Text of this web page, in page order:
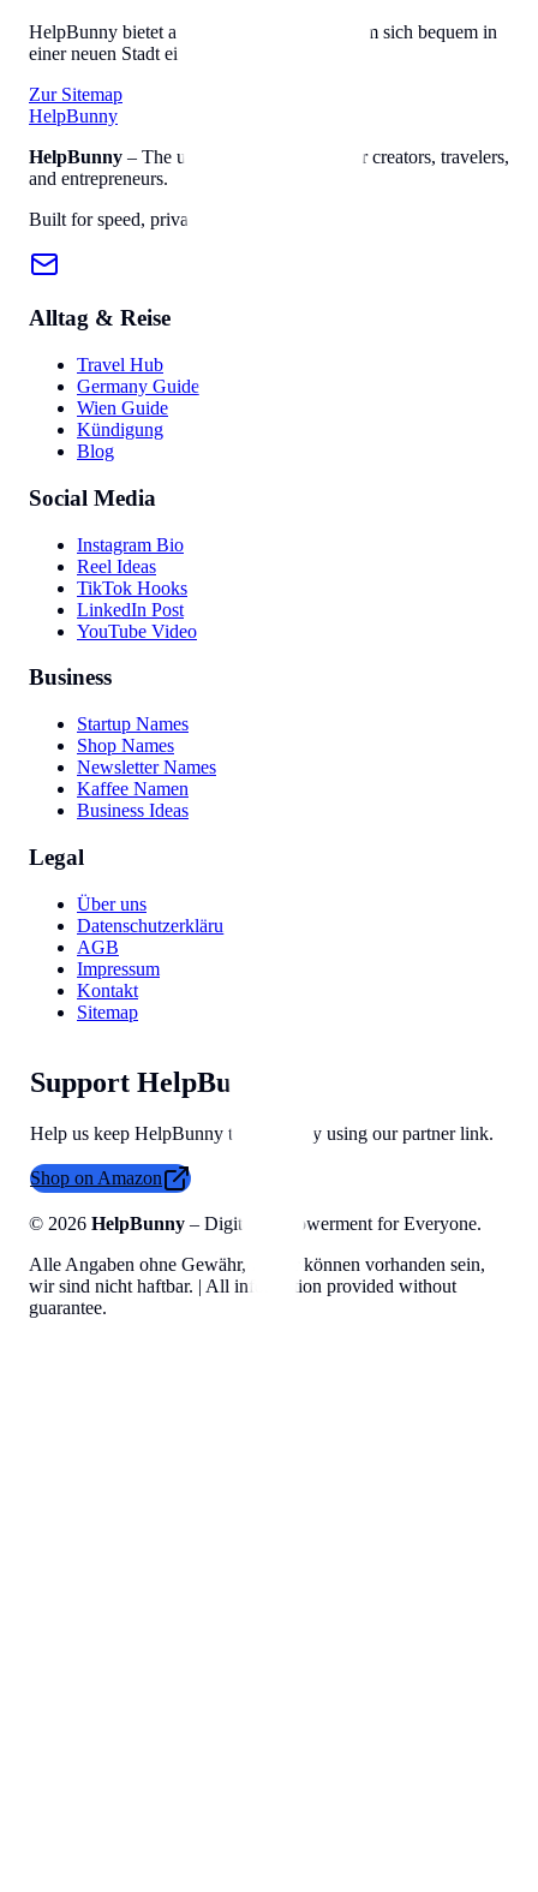
HelpBunny bietet alles, was Sie brauchen, um sich bequem in
einer neuen Stadt einzuleben.
Zur Sitemap
HelpBunny
HelpBunny – The ultimate digital toolkit for creators, travelers,
and entrepreneurs.
Built for speed, privacy, and ease of use.
Alltag & Reise
Travel Hub
Germany Guide
Wien Guide
Kündigung
Blog
Social Media
Instagram Bio
Reel Ideas
TikTok Hooks
LinkedIn Post
YouTube Video
Business
Startup Names
Shop Names
Newsletter Names
Kaffee Namen
Business Ideas
Legal
Über uns
Datenschutzerklärung
AGB
Impressum
Kontakt
Sitemap
Support HelpBunny
Help us keep HelpBunny tools free by using our partner link.
Shop on Amazon
© 2026 HelpBunny – Digital Empowerment for Everyone.
Alle Angaben ohne Gewähr, Fehler können vorhanden sein,
wir sind nicht haftbar. | All information provided without
guarantee.